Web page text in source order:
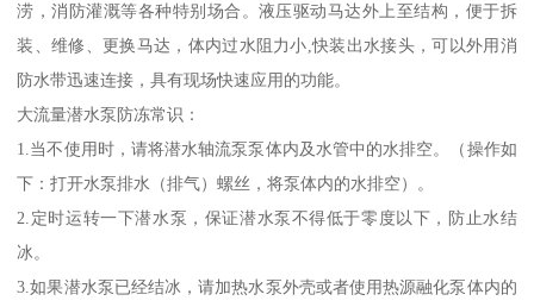
涝，消防灌溉等各种特别场合。液压驱动马达外上至结构，便于拆
装、维修、更换马达，体内过水阻力小,快装出水接头，可以外用消
防水带迅速连接，具有现场快速应用的功能。
大流量潜水泵防冻常识：
1.当不使用时，请将潜水轴流泵泵体内及水管中的水排空。（操作如
下：打开水泵排水（排气）螺丝，将泵体内的水排空）。
2.定时运转一下潜水泵，保证潜水泵不得低于零度以下，防止水结
冰。
3.如果潜水泵已经结冰，请加热水泵外壳或者使用热源融化泵体内的